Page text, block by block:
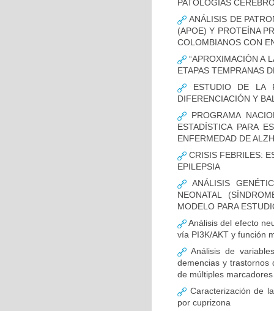
PATOLOGÍAS
ANÁLISIS DE
(APOE) Y PROTEÍNA
COLOMBIANOS CON
“APROXIMACIÒN A
ETAPAS TEMPRANAS
ESTUDIO DE LA
DIFERENCIACIÓN Y
PROGRAMA
ESTADÍSTICA PARA
ENFERMEDAD DE
CRISIS FEBRILES:
EPILEPSIA
ANÁLISIS
NEONATAL
MODELO PARA
Análisis del efecto
vía PI3K/AKT y función
Análisis de
demencias y trastornos
de múltiples
Caracterización de
por cuprizona